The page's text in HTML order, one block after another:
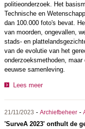
politieonderzoek. Het
Technische en
dan 100.000 foto's bevat.
van moorden, ongevallen,
stads- en
van de evolutie van het
onderzoeksmethoden,
eeuwse samenleving.
Lees meer
21/11/2023 - Archiefbeheer-
'SurveA 2023' onthult de